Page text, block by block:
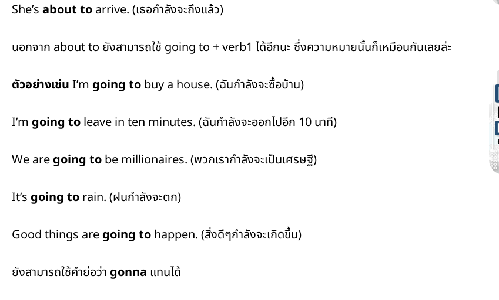
She’s about to arrive. (เธอกำลังจะถึงแล้ว)
นอกจาก about to ยังสามารถใช้ going to + verb1 ได้อีกนะ ซึ่งความหมายนั้นก็เหมือนกันเลยล่ะ
ตัวอย่างเช่น I’m going to buy a house. (ฉันกำลังจะซื้อบ้าน)
I’m going to leave in ten minutes. (ฉันกำลังจะออกไปอีก 10 นาที)
We are going to be millionaires. (พวกเรากำลังจะเป็นเศรษฐี)
It’s going to rain. (ฝนกำลังจะตก)
Good things are going to happen. (สิ่งดีๆกำลังจะเกิดขึ้น)
ยังสามารถใช้คำย่อว่า gonna แทนได้